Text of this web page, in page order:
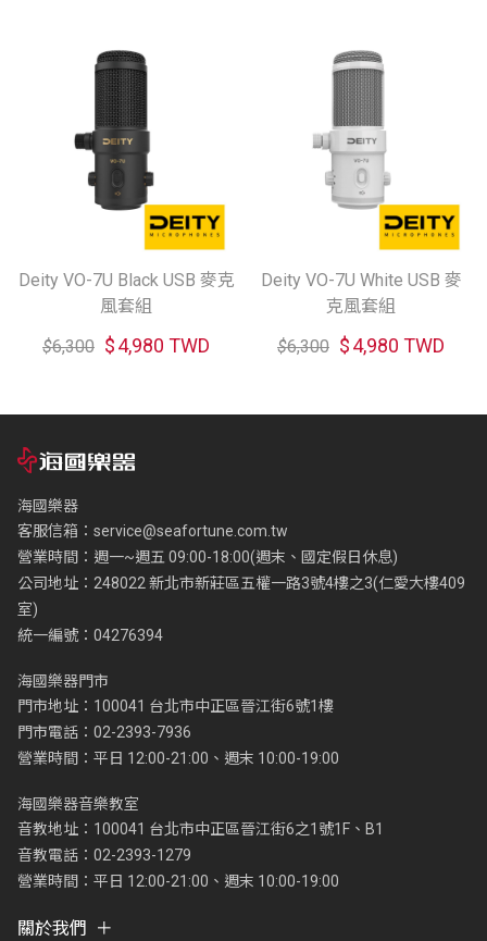
Deity VO-7U Black USB 麥克
風套組
$6,300 $4,980 TWD
Deity VO-7U White USB 麥
克風套組
$6,300 $4,980 TWD
海國樂器
客服信箱： service@seafortune.com.tw
營業時間：週一~週五 09:00-18:00(週末、國定假日休息)
公司地址：248022 新北市新莊區五權一路3號4樓之3(仁愛大樓409
室)
統一編號：04276394
海國樂器門市
門市地址：100041 台北市中正區晉江街6號1樓
門市電話：02-2393-7936
營業時間：平日 12:00-21:00、週末 10:00-19:00
海國樂器音樂教室
音教地址：100041 台北市中正區晉江街6之1號1F、B1
音教電話：02-2393-1279
營業時間：平日 12:00-21:00、週末 10:00-19:00
關於我們